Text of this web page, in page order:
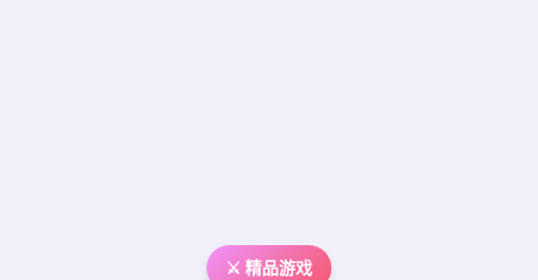
⚔️ 精品游戏